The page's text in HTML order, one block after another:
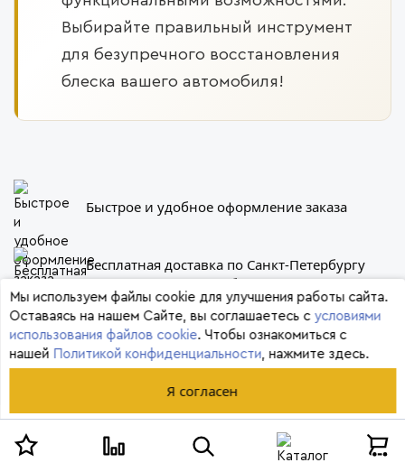
Выбирайте правильный инструмент
для безупречного восстановления
блеска вашего автомобиля!
Быстрое и удобное оформление заказа
Бесплатная доставка по Санкт-Петербургу
при заказе от 5000 руб.
Самые низкие цены по Санкт-Петербургу
на оригинальный товар
Представленная на сайте информация, включая стоимость и
Мы используем файлы cookie для улучшения работы сайта.
Оставаясь на нашем Сайте, вы соглашаетесь с условиями
использования файлов cookie. Чтобы ознакомиться с
нашей Политикой конфиденциальности, нажмите здесь.
Я согласен